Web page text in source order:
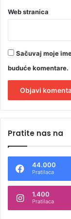
Web stranica
Sačuvaj moje
buduće komentare.
t
n
t
Pratite nas na
44.000
Pratilaca
1.400
Pratilaca